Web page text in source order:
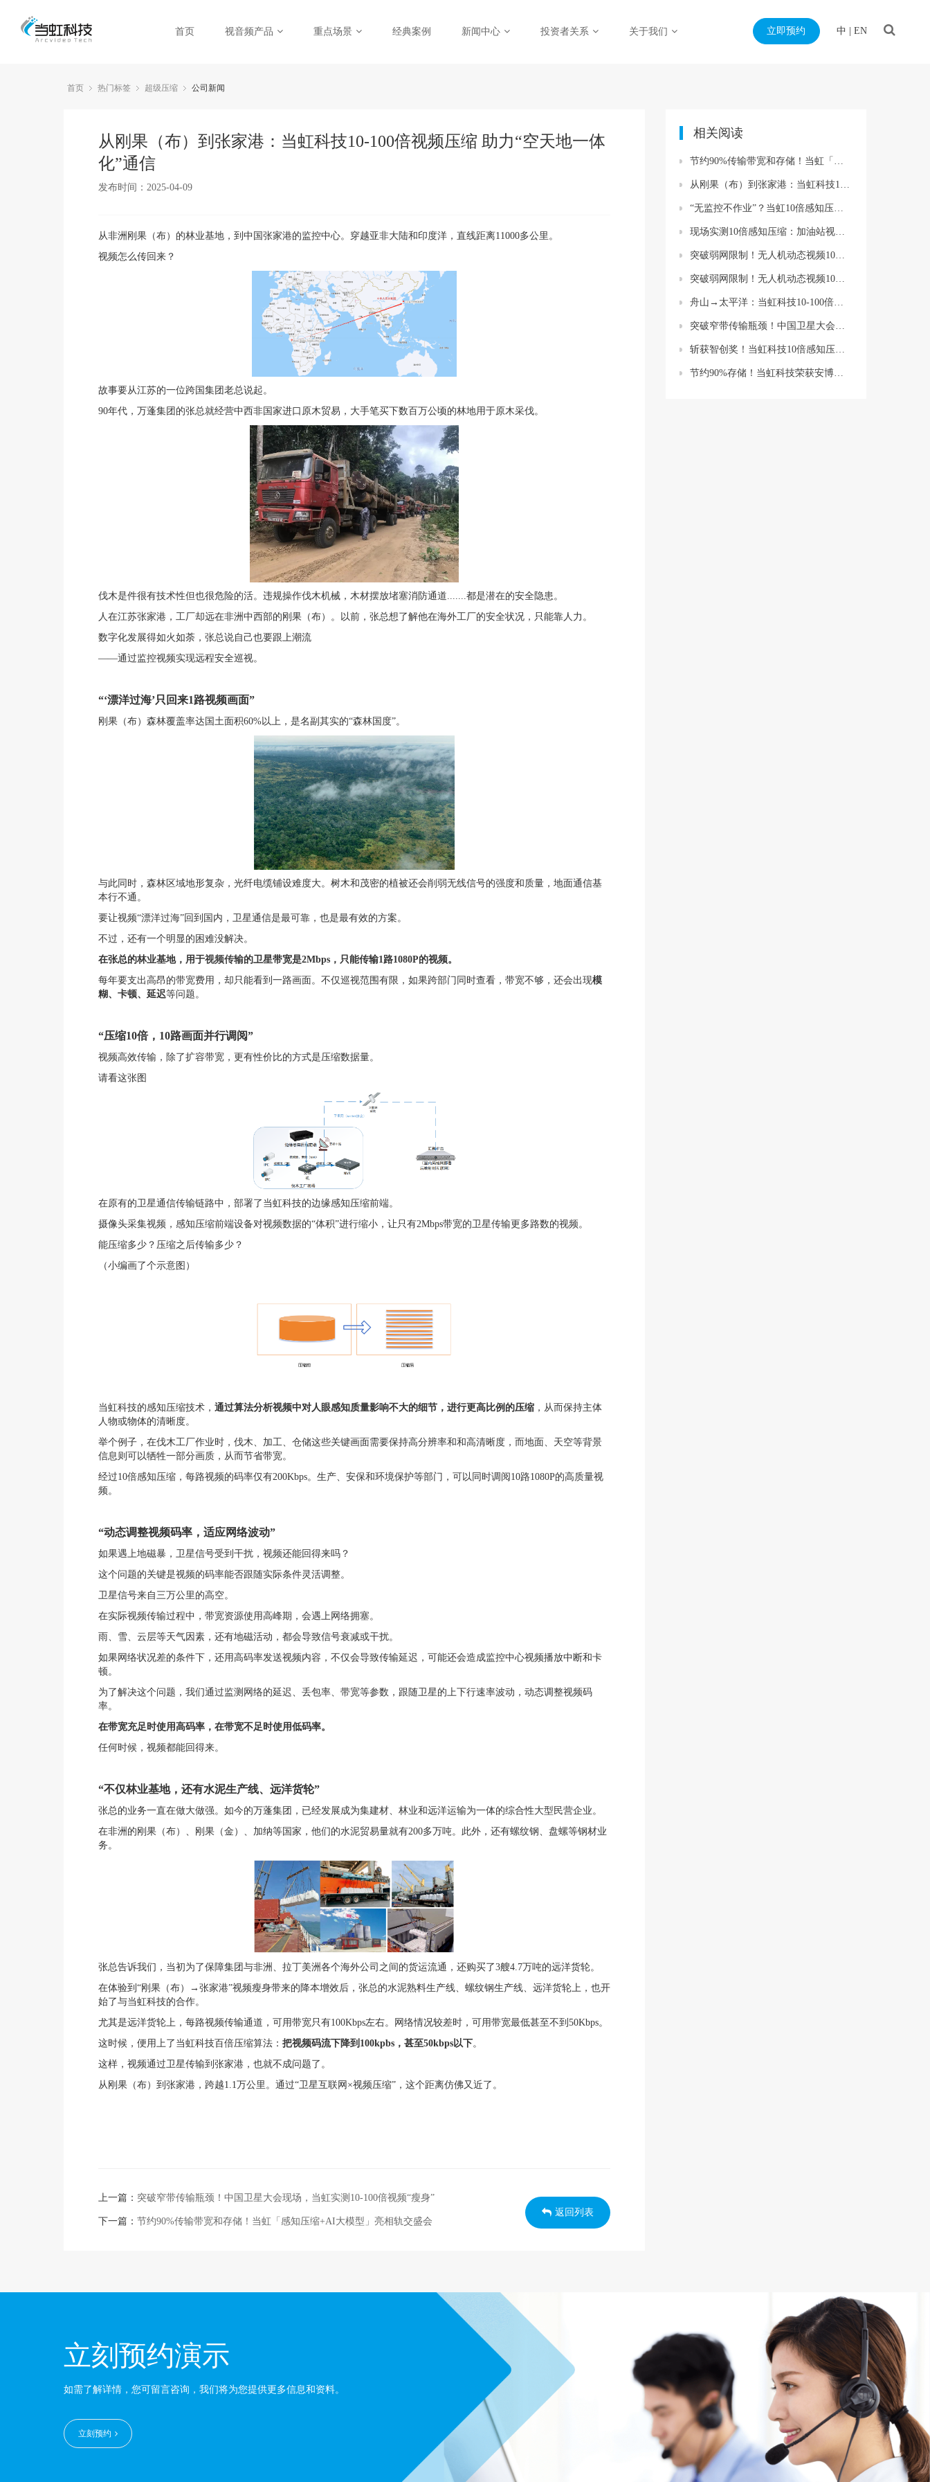
首页 视音频产品 重点场景 经典案例 新闻中心 投资者关系 关于我们 立即预约 中 EN
首页 热门标签 超级压缩 公司新闻
从刚果（布）到张家港：当虹科技10-100倍视频压缩 助力“空天地一体
化”通信
发布时间：2025-04-09
从非洲刚果（布）的林业基地，到中国张家港的监控中心。穿越亚非大陆和印度洋，直线距离11000多公里。
视频怎么传回来？
故事要从江苏的一位跨国集团老总说起。
90年代，万蓬集团的张总就经营中西非国家进口原木贸易，大手笔买下数百万公顷的林地用于原木采伐。
伐木是件很有技术性但也很危险的活。违规操作伐木机械，木材摆放堵塞消防通道.......都是潜在的安全隐患。
人在江苏张家港，工厂却远在非洲中西部的刚果（布）。以前，张总想了解他在海外工厂的安全状况，只能靠人力。
数字化发展得如火如荼，张总说自己也要跟上潮流
——通过监控视频实现远程安全巡视。
“‘漂洋过海’只回来1路视频画面”
刚果（布）森林覆盖率达国土面积60%以上，是名副其实的“森林国度”。
与此同时，森林区域地形复杂，光纤电缆铺设难度大。树木和茂密的植被还会削弱无线信号的强度和质量，地面通信基
本行不通。
要让视频“漂洋过海”回到国内，卫星通信是最可靠，也是最有效的方案。
不过，还有一个明显的困难没解决。
在张总的林业基地，用于视频传输的卫星带宽是2Mbps，只能传输1路1080P的视频。
每年要支出高昂的带宽费用，却只能看到一路画面。不仅巡视范围有限，如果跨部门同时查看，带宽不够，还会出现模
糊、卡顿、延迟等问题。
“压缩10倍，10路画面并行调阅”
视频高效传输，除了扩容带宽，更有性价比的方式是压缩数据量。
请看这张图
在原有的卫星通信传输链路中，部署了当虹科技的边缘感知压缩前端。
摄像头采集视频，感知压缩前端设备对视频数据的“体积”进行缩小，让只有2Mbps带宽的卫星传输更多路数的视频。
能压缩多少？压缩之后传输多少？
（小编画了个示意图）
当虹科技的感知压缩技术， 通过算法分析视频中对人眼感知质量影响不大的细节，进行更高比例的压缩 ，从而保持主体
人物或物体的清晰度。
举个例子，在伐木工厂作业时，伐木、加工、仓储这些关键画面需要保持高分辨率和和高清晰度，而地面、天空等背景
信息则可以牺牲一部分画质，从而节省带宽。
经过10倍感知压缩，每路视频的码率仅有200Kbps。生产、安保和环境保护等部门，可以同时调阅10路1080P的高质量视
频。
“动态调整视频码率，适应网络波动”
如果遇上地磁暴，卫星信号受到干扰，视频还能回得来吗？
这个问题的关键是视频的码率能否跟随实际条件灵活调整。
卫星信号来自三万公里的高空。
在实际视频传输过程中，带宽资源使用高峰期，会遇上网络拥塞。
雨、雪、云层等天气因素，还有地磁活动，都会导致信号衰减或干扰。
如果网络状况差的条件下，还用高码率发送视频内容，不仅会导致传输延迟，可能还会造成监控中心视频播放中断和卡
顿。
为了解决这个问题，我们通过监测网络的延迟、丢包率、带宽等参数，跟随卫星的上下行速率波动，动态调整视频码
率。
在带宽充足时使用高码率，在带宽不足时使用低码率。
任何时候，视频都能回得来。
“不仅林业基地，还有水泥生产线、远洋货轮”
张总的业务一直在做大做强。如今的万蓬集团，已经发展成为集建材、林业和远洋运输为一体的综合性大型民营企业。
在非洲的刚果（布）、刚果（金）、加纳等国家，他们的水泥贸易量就有200多万吨。此外，还有螺纹钢、盘螺等钢材业
务。
张总告诉我们，当初为了保障集团与非洲、拉丁美洲各个海外公司之间的货运流通，还购买了3艘4.7万吨的远洋货轮。
在体验到“刚果（布）→张家港”视频瘦身带来的降本增效后，张总的水泥熟料生产线、螺纹钢生产线、远洋货轮上，也开
始了与当虹科技的合作。
尤其是远洋货轮上，每路视频传输通道，可用带宽只有100Kbps左右。网络情况较差时，可用带宽最低甚至不到50Kbps。
这时候，便用上了当虹科技百倍压缩算法： 把视频码流下降到100kpbs，甚至50kbps以下。
这样，视频通过卫星传输到张家港，也就不成问题了。
从刚果（布）到张家港，跨越1.1万公里。通过“卫星互联网×视频压缩”，这个距离仿佛又近了。
上一篇： 突破窄带传输瓶颈！中国卫星大会现场，当虹实测10-100倍视频“瘦身”
下一篇： 节约90%传输带宽和存储！当虹「感知压缩+AI大模型」亮相轨交盛会
返回列表
相关阅读
节约90%传输带宽和存储！当虹「感知压缩+AI大模型」亮相轨交盛会
从刚果（布）到张家港：当虹科技10-100倍视频压缩 助力“空天地一体化”通信
“无监控不作业”？当虹10倍感知压缩，破解矿山安监视频存储难题！
现场实测10倍感知压缩：加油站视频「回得来」「看得清」「看得懂」
突破弱网限制！无人机动态视频10倍压缩，助力低空经济智能升级
突破弱网限制！无人机动态视频10倍压缩，助力低空经济智能升级
舟山→太平洋：当虹科技10-100倍视频压缩，助力海陆信息互联互通
突破窄带传输瓶颈！中国卫星大会现场，当虹实测10-100倍视频“瘦身”
斩获智创奖！当虹科技10倍感知压缩算法，支撑电力行业数智化变革
节约90%存储！当虹科技荣获安博会“金鼎奖”
立刻预约演示
如需了解详情，您可留言咨询，我们将为您提供更多信息和资料。
立刻预约